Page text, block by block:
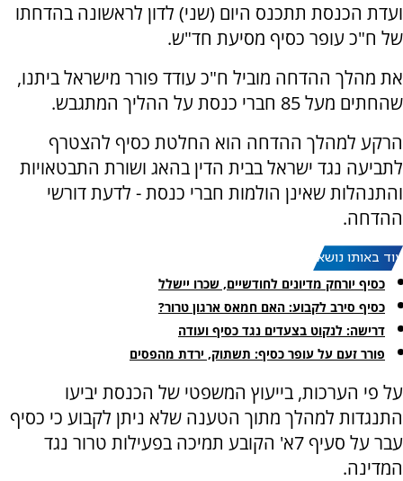
ועדת הכנסת תתכנס היום (שני) לדון לראשונה בהדחתו
של ח"כ עופר כסיף מסיעת חד"ש.
את מהלך ההדחה מוביל ח"כ עודד פורר מישראל ביתנו,
שהחתים מעל 85 חברי כנסת על ההליך המתגבש.
הרקע למהלך ההדחה הוא החלטת כסיף להצטרף
לתביעה נגד ישראל בבית הדין בהאג ושורת התבטאויות
והתנהלות שאינן הולמות חברי כנסת - לדעת דורשי
ההדחה.
עוד באותו נושא:
כסיף יורחק מדיונים לחודשיים, שכרו יישלל
כסיף סירב לקבוע: האם חמאס ארגון טרור?
דרישה: לנקוט בצעדים נגד כסיף ועודה
פורר זעם על עופר כסיף: תשתוק, ירדת מהפסים
על פי הערכות, בייעוץ המשפטי של הכנסת יביעו
התנגדות למהלך מתוך הטענה שלא ניתן לקבוע כי כסיף
עבר על סעיף 7א' הקובע תמיכה בפעילות טרור נגד
המדינה.